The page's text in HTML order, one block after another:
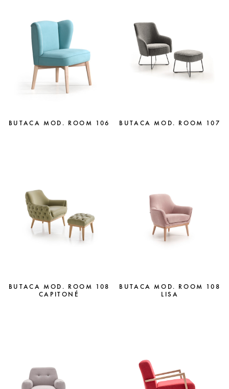
BUTACA MOD. ROOM 106 BUTACA MOD. ROOM 107
BUTACA MOD. ROOM 108
CAPITONÉ
BUTACA MOD. ROOM 108
LISA